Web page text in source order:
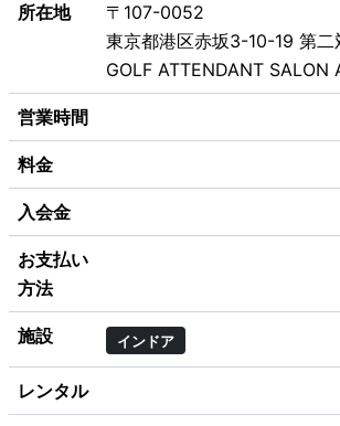
所在地
〒107-0052
東京都港区赤坂3-10-19 第二
GOLF ATTENDANT SALON
営業時間
料金
入会金
お支払い
方法
施設 インドア
レンタル